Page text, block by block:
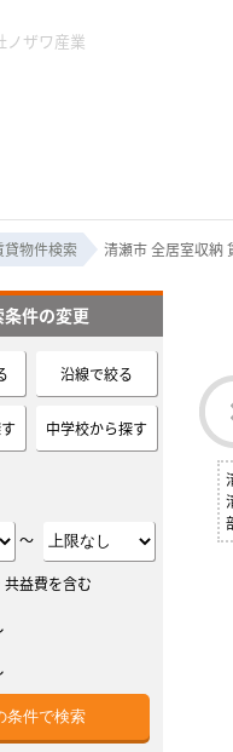
ノザワ産業
物件検索フォーム
コ
土地・空き家活用入居中のマナー
購入時の諸費用
仲介手数料について
売却の流れ 高
スタッフ紹介
ピタットハウ
お住まいの解約手続き
ピタットハウ
貸物件検索 清瀬市 全居室収納
条件の変更
沿線で絞る
中学校から探す
～
共益費を含む